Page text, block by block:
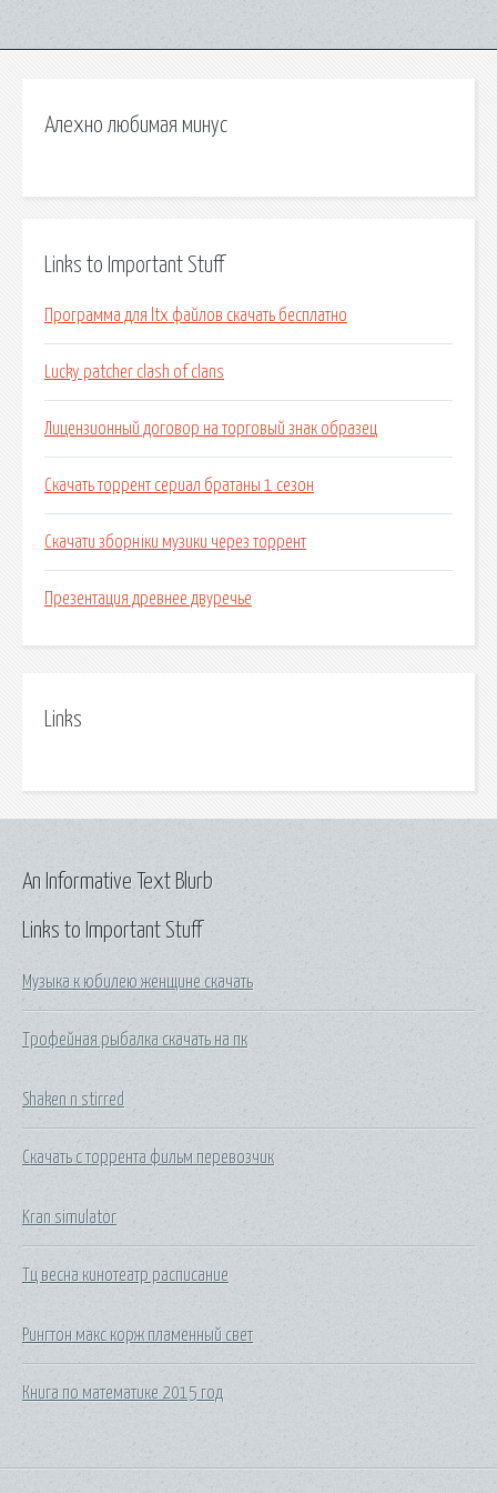
Алехно любимая минус
Links to Important Stuff
Программа для ltx файлов скачать бесплатно
Lucky patcher clash of clans
Лицензионный договор на торговый знак образец
Скачать торрент сериал братаны 1 сезон
Скачати зборніки музики через торрент
Презентация древнее двуречье
Links
Links to Important Stuff
Музыка к юбилею женщине скачать
Трофейная рыбалка скачать на пк
Shaken n stirred
Скачать с торрента фильм перевозчик
Kran simulator
Тц весна кинотеатр расписание
Рингтон макс корж пламенный свет
Книга по математике 2015 год
An Informative Text Blurb